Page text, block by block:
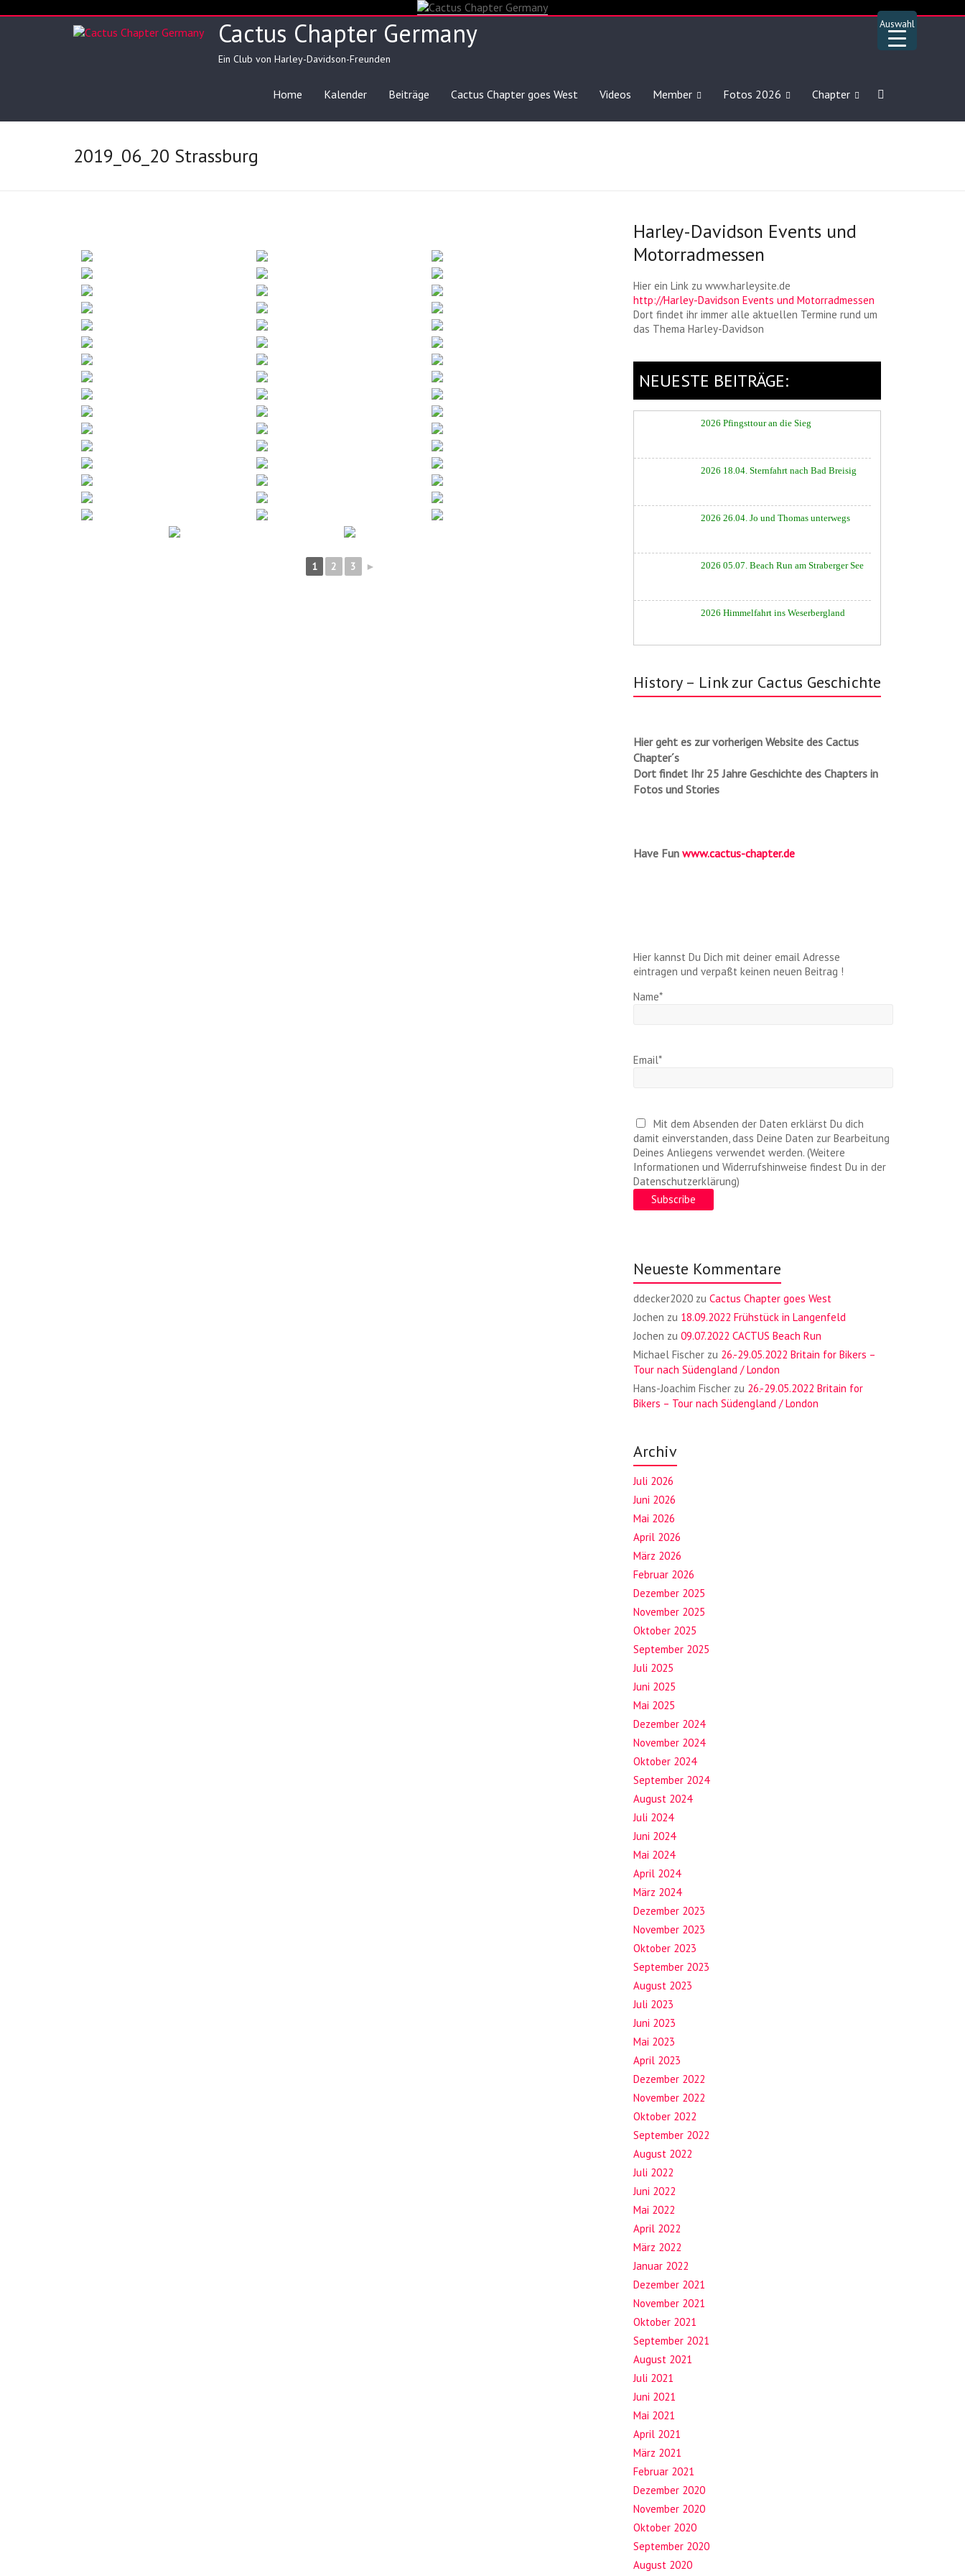
Auswahl
to
Cactus Chapter Germany
Ein Club von Harley-Davidson-Freunden
Home Kalender Beiträge Cactus Chapter goes West Videos Member Fotos 2026 Chapter
2019_06_20 Strassburg
1 2 3 ►
Harley-Davidson Events und
Motorradmessen
Hier ein Link zu www.harleysite.de
http://Harley-Davidson Events und Motorradmessen
Dort findet ihr immer alle aktuellen Termine rund um
das Thema Harley-Davidson
NEUESTE BEITRÄGE:
2026 Pfingsttour an die Sieg
2026 18.04. Sternfahrt nach Bad Breisig
2026 26.04. Jo und Thomas unterwegs
2026 05.07. Beach Run am Straberger See
2026 Himmelfahrt ins Weserbergland
History – Link zur Cactus Geschichte
Hier geht es zur vorherigen Website des Cactus
Chapter´s
Dort findet Ihr 25 Jahre Geschichte des Chapters in
Fotos und Stories
Have Funwww.cactus-chapter.de
Hier kannst Du Dich mit deiner email Adresse
eintragen und verpaßt keinen neuen Beitrag !
Name*
Email*
Mit dem Absenden der Daten erklärst Du dich
damit einverstanden, dass Deine Daten zur Bearbeitung
Deines Anliegens verwendet werden. (Weitere
Informationen und Widerrufshinweise findest Du in der
Datenschutzerklärung)
Neueste Kommentare
ddecker2020 zuCactus Chapter goes West
Jochen zu 18.09.2022 Frühstück in Langenfeld
Jochen zu09.07.2022 CACTUS Beach Run
Michael Fischer zu 26.-29.05.2022 Britain for Bikers –
Tour nach Südengland / London
Hans-Joachim Fischer zu 26.-29.05.2022 Britain for
Bikers – Tour nach Südengland / London
Archiv
Juli 2026
Juni 2026
Mai 2026
April 2026
März 2026
Februar 2026
Dezember 2025
November 2025
Oktober 2025
September 2025
Juli 2025
Juni 2025
Mai 2025
Dezember 2024
November 2024
Oktober 2024
September 2024
August 2024
Juli 2024
Juni 2024
Mai 2024
April 2024
März 2024
Dezember 2023
November 2023
Oktober 2023
September 2023
August 2023
Juli 2023
Juni 2023
Mai 2023
April 2023
Dezember 2022
November 2022
Oktober 2022
September 2022
August 2022
Juli 2022
Juni 2022
Mai 2022
April 2022
März 2022
Januar 2022
Dezember 2021
November 2021
Oktober 2021
September 2021
August 2021
Juli 2021
Juni 2021
Mai 2021
April 2021
März 2021
Februar 2021
Dezember 2020
November 2020
Oktober 2020
September 2020
August 2020